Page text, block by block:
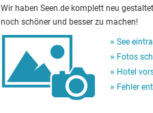
Wir haben Seen.de komplett neu
noch schöner und besser zu machen!
See
Fotos
Hotel
Fehler